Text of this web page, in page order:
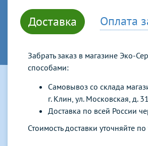
Доставка Оплата
Забрать заказ в магазине Эко-
способами:
Самовывоз со склада
г. Клин, ул. Московская, д.
Доставка по всей России
Стоимость доставки уточняйте